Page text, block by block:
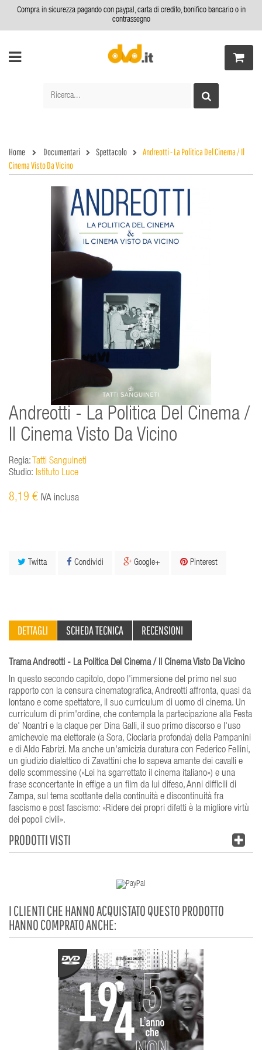
Compra in sicurezza pagando con paypal, carta di credito, bonifico bancario o in
contrassegno
Home Documentari Spettacolo
Andreotti - La Politica Del Cinema / Il
Cinema Visto Da Vicino
Andreotti - La Politica Del Cinema /
Il Cinema Visto Da Vicino
Regia: Tatti Sanguineti
Studio: Istituto Luce
8,19 € IVA inclusa
Twitta Condividi Google+ Pinterest
DETTAGLI SCHEDA TECNICA RECENSIONI
Trama Andreotti - La Politica Del Cinema / Il Cinema Visto Da Vicino
In questo secondo capitolo, dopo l'immersione del primo nel suo
rapporto con la censura cinematografica, Andreotti affronta, quasi da
lontano e come spettatore, il suo curriculum di uomo di cinema. Un
curriculum di prim'ordine, che contempla la partecipazione alla Festa
de' Noantri e la claque per Dina Galli, il suo primo discorso e l'uso
amichevole ma elettorale (a Sora, Ciociaria profonda) della Pampanini
e di Aldo Fabrizi. Ma anche un'amicizia duratura con Federico Fellini,
un giudizio dialettico di Zavattini che lo sapeva amante dei cavalli e
delle scommessine («Lei ha sgarrettato il cinema italiano») e una
frase sconcertante in effige a un film da lui difeso, Anni difficili di
Zampa, sul tema scottante della continuità e discontinuità fra
fascismo e post fascismo: «Ridere dei propri difetti è la migliore virtù
dei popoli civili».
PRODOTTI VISTI
I CLIENTI CHE HANNO ACQUISTATO QUESTO PRODOTTO
HANNO COMPRATO ANCHE: